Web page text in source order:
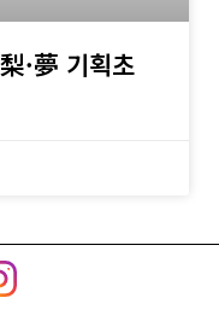
·夢 기획초